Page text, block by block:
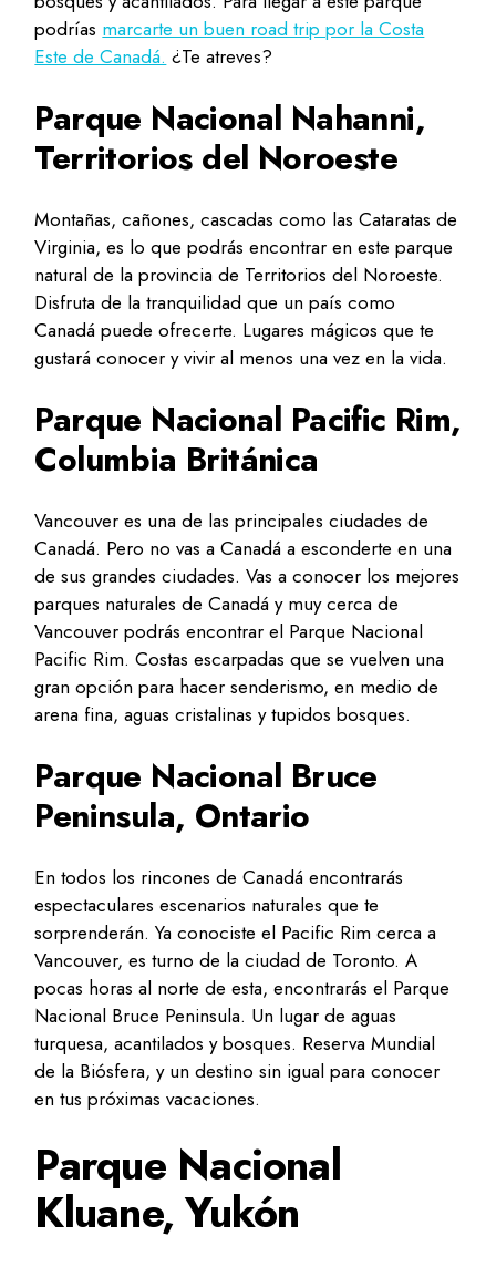
podrías marcarte un buen road trip por la Costa
Este de Canadá. ¿Te atreves?
Parque Nacional Nahanni,
Territorios del Noroeste
Montañas, cañones, cascadas como las Cataratas de
Virginia, es lo que podrás encontrar en este parque
natural de la provincia de Territorios del Noroeste.
Disfruta de la tranquilidad que un país como
Canadá puede ofrecerte. Lugares mágicos que te
gustará conocer y vivir al menos una vez en la vida.
Parque Nacional Pacific Rim,
Columbia Británica
Vancouver es una de las principales ciudades de
Canadá. Pero no vas a Canadá a esconderte en una
de sus grandes ciudades. Vas a conocer los mejores
parques naturales de Canadá y muy cerca de
Vancouver podrás encontrar el Parque Nacional
Pacific Rim. Costas escarpadas que se vuelven una
gran opción para hacer senderismo, en medio de
arena fina, aguas cristalinas y tupidos bosques.
Parque Nacional Bruce
Peninsula, Ontario
En todos los rincones de Canadá encontrarás
espectaculares escenarios naturales que te
sorprenderán. Ya conociste el Pacific Rim cerca a
Vancouver, es turno de la ciudad de Toronto. A
pocas horas al norte de esta, encontrarás el Parque
Nacional Bruce Peninsula. Un lugar de aguas
turquesa, acantilados y bosques. Reserva Mundial
de la Biósfera, y un destino sin igual para conocer
en tus próximas vacaciones.
Parque Nacional
Kluane, Yukón